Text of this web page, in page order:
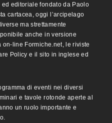
editoriale fondato da Paolo
cartacea, oggi l’arcipelago
ma strettamente
anche in versione
line Formiche.net, le riviste
Policy e il sito in inglese ed
di eventi nei diversi
e tavole rotonde aperte al
un ruolo importante e